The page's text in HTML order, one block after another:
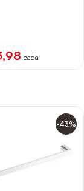
cada
-43%